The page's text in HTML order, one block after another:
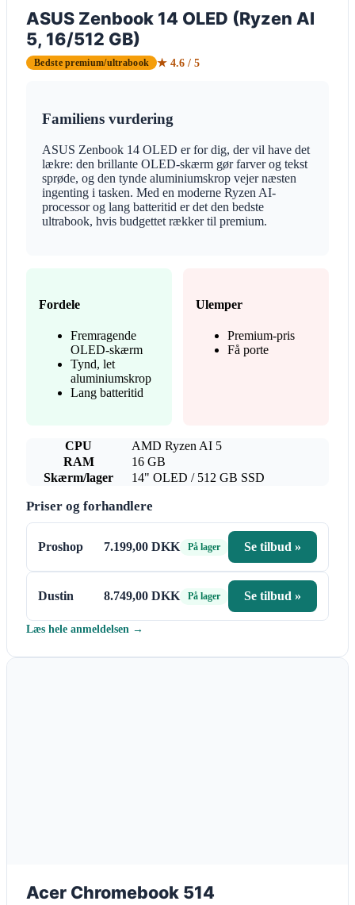
ASUS Zenbook 14 OLED (Ryzen AI
5, 16/512 GB)
Bedste premium/ultrabook ★ 4.6 / 5
Familiens vurdering
ASUS Zenbook 14 OLED er for dig, der vil have det
lækre: den brillante OLED-skærm gør farver og tekst
sprøde, og den tynde aluminiumskrop vejer næsten
ingenting i tasken. Med en moderne Ryzen AI-
processor og lang batteritid er det den bedste
ultrabook, hvis budgettet rækker til premium.
Fordele
Fremragende
OLED-skærm
Tynd, let
aluminiumskrop
Lang batteritid
Ulemper
Premium-pris
Få porte
CPU
AMD Ryzen AI 5
RAM
16 GB
Skærm/lager
14" OLED / 512 GB SSD
Priser og forhandlere
Proshop 7.199,00 DKK På lager Se tilbud »
Dustin 8.749,00 DKK På lager Se tilbud »
Læs hele anmeldelsen →
Acer Chromebook 514